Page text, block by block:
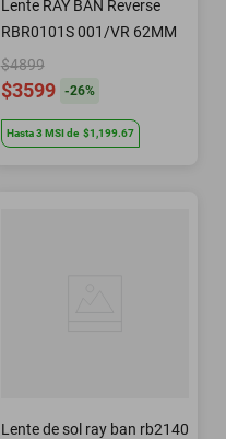
Lente RAY BAN Reverse
RBR0101S 001/VR 62MM
$4899
$3599 -26%
Hasta3 MSI de $1,199.67
Lente de sol ray ban rb2140